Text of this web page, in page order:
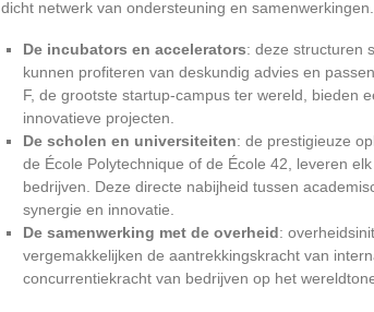
dicht netwerk van ondersteuning en samenwerkingen.
De incubators en accelerators: deze structuren
kunnen profiteren van deskundig advies en
F, de grootste startup-campus ter wereld, bieden
innovatieve projecten.
De scholen en universiteiten: de prestigieuze
de École Polytechnique of de École 42, leveren
bedrijven. Deze directe nabijheid tussen
synergie en innovatie.
De samenwerking met de overheid:
vergemakkelijken de aantrekkingskracht van
concurrentiekracht van bedrijven op het